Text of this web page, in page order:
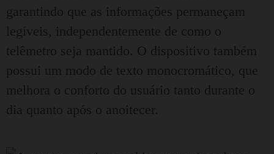
garantindo que as informações permaneçam
legíveis, independentemente de como o
telêmetro seja mantido. O dispositivo também
possui um modo de texto monocromático, que
melhora o conforto do usuário tanto durante o
dia quanto após o anoitecer.